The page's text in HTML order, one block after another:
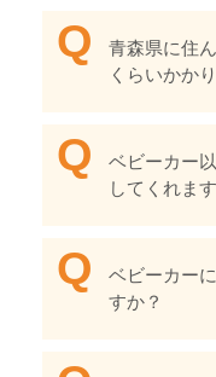
青森県に住
くらいかか
ベビーカー
してくれま
ベビーカー
すか？